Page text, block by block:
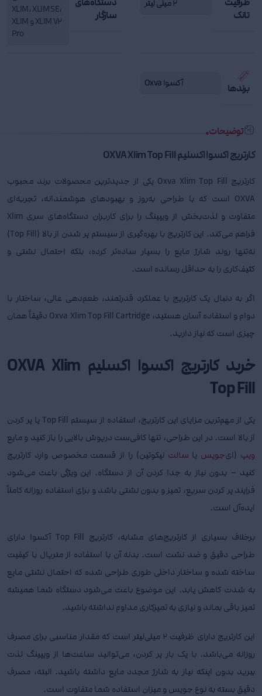
تانک
2 میلی لیتر
سازگار
XLIM، XLIM SE،
XLIM V2 و XLIM
Pro
برندها آکسوا Oxva
توضیحات
کارتریج اکسوا اکسلیم OXVA Xlim Top Fill
کارتریج Oxva Xlim Top Fill یکی از جدیدترین محصولات برند محبوب
OXVA است که با طراحی به‌روز و بهبودهای هوشمندانه، تجربه‌ای
متفاوت و لذت‌بخش از ویپینگ را برای کاربران دستگاه‌های سری Xlim
فراهم می‌کند. این کارتریج با بهره‌گیری از سیستم پر شدن از بالا (Top Fill)
نه‌تنها روند شارژ مایع را بسیار ساده‌تر کرده، بلکه احتمال نشتی و
کثیف‌کاری را به حداقل رسانده است.
اگر به دنبال یک کارتریج با عملکرد قدرتمند، طعم‌دهی عالی، ساختار با
دوام و استفاده آسان هستید، Oxva Xlim Top Fill Cartridge دقیقاً همان
چیزی است که نیاز دارید.
خرید کارتریج اکسوا اکسلیم OXVA Xlim
Top Fill
یکی از مهم‌ترین مزایای این کارتریج، استفاده از سیستم Top Fill یا پر کردن
از بالا است. در این طراحی، تنها کافی‌ست درپوش بالایی را باز کنید و مایع
ویپ (ای‌جویس یا سالت نیکوتین) را از قسمت مخصوص وارد کارتریج
کنید – بدون نیاز به جدا کردن آن از دستگاه. این ویژگی باعث می‌شود
فرایند پر کردن سریع، تمیز و بدون نشتی باشد و برای استفاده روزانه کاملاً
ایده‌آل است.
برخلاف بسیاری از کارتریج‌های مشابه، کارتریج Top Fill آکسوا دارای
طراحی دقیق و ضد نشت است. بدنه آن با استفاده از متریال با کیفیت
ساخته شده و ساختار داخلی طوری طراحی شده که احتمال نشتی مایع
به شدت کاهش یابد. این موضوع باعث می‌شود دستگاه شما همیشه
تمیز باقی بماند و نیازی به تمیزکاری مداوم نداشته باشید.
این کارتریج دارای ظرفیت 2 میلی‌لیتر است که مقدار مناسبی برای مصرف
روزانه می‌باشد. با یک بار پر کردن، می‌توانید ساعت‌ها از ویپینگ لذت
ببرید بدون اینکه نیاز به شارژ مجدد مایع داشته باشید. البته، مصرف
دقیق بسته به نوع جویس و میزان استفاده شما متفاوت است.